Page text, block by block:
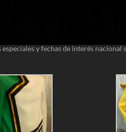
y fechas de interés